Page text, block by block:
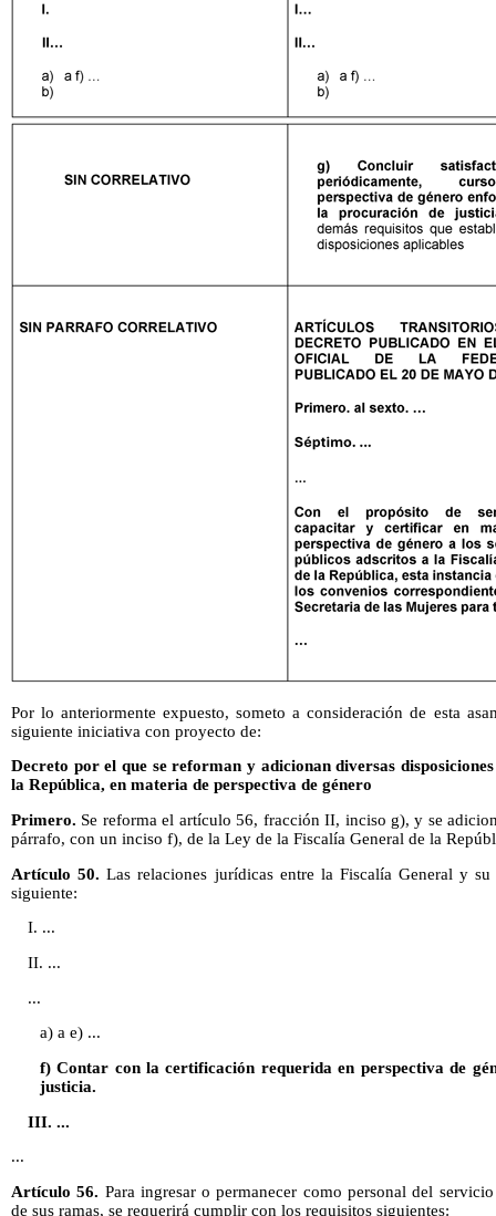
Por lo anteriormente expuesto, someto a consideración de esta
siguiente iniciativa con proyecto de:
Decreto por el que se reforman y adicionan diversas
la República, en materia de perspectiva de género
Primero. Se reforma el artículo 56, fracción II, inciso g), y se
párrafo, con un inciso f), de la Ley de la Fiscalía General de la
Artículo 50.Las relaciones jurídicas entre la Fiscalía General y
siguiente:
I. ...
II. ...
...
a) a e) ...
f) Contar con la certificación requerida en perspectiva de
justicia.
III. ...
...
Artículo 56. Para ingresar o permanecer como personal del
de sus ramas, se requerirá cumplir con los requisitos siguientes: